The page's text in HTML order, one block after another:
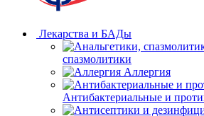
Лекарства и БАДы
спазмолитики
Аллергия
Антибактериальные и